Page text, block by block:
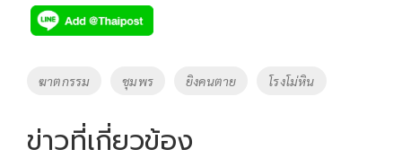
e
b
o
k
tt
er
p
y
Li
k
Tags
ฆาตกรรม ชุมพร ยิงคนตาย โรงโม่หิน
ข่าวที่เกี่ยวข้อง